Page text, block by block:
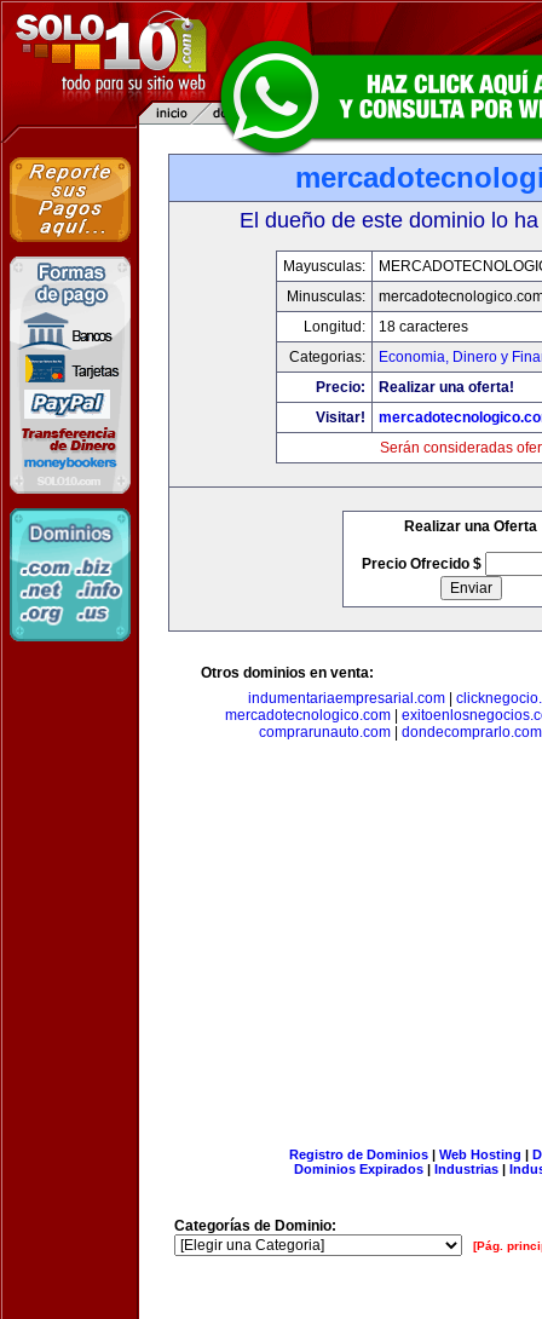
El dueño de este dominio lo
Mayusculas:
Minusculas:
Longitud:
18 caracteres
Categorias:
Economia, Dinero y
Precio:
Realizar una oferta!
Visitar!
Serán consideradas
Realizar una Oferta
Precio Ofrecido $
Otros dominios en venta:
indumentariaempresarial.com
mercadotecnologico.com
comprarunauto.com| dondecomprarlo.com
Registro de Dominios| Web Hosting |
Dominios Expirados | Industrias |
Categorías de Dominio:
[Pág.